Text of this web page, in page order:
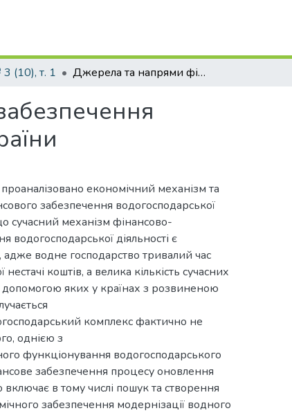
(10), т. 1 Джерела та напрями фінансового забезпечення водогосподарського комплексу України
економічний механізм та
забезпечення водогосподарської
сучасний механізм фінансово-
водогосподарської діяльності є
водне господарство тривалий час
нестачі коштів, а велика кількість сучасних
допомогою яких у країнах з розвиненою
комплекс фактично не
однією з
функціонування водогосподарського
забезпечення процесу оновлення
в тому числі пошук та створення
забезпечення модернізації водного